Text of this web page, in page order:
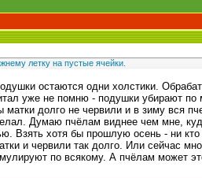
летку на пустые ячейки.
остаются одни холстики.
уже не помню - подушки убирают по
долго не червили и в зиму вся
Думаю пчёлам виднее чем мне,
Взять хотя бы прошлую осень - ни кто
и червили так долго. Или сейчас
по всякому. А пчёлам может